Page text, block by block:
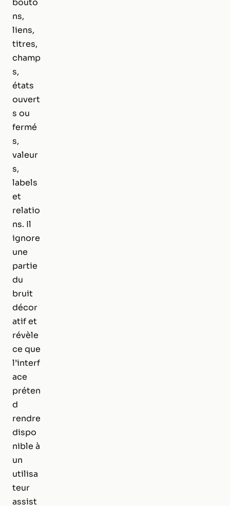
bouto
ns,
liens,
titres,
champ
s,
états
ouvert
s ou
fermé
s,
valeur
s,
labels
et
relatio
ns. Il
ignore
une
partie
du
bruit
décor
atif et
révèle
ce que
l’interf
ace
préten
d
rendre
dispo
nible à
un
utilisa
teur
assist